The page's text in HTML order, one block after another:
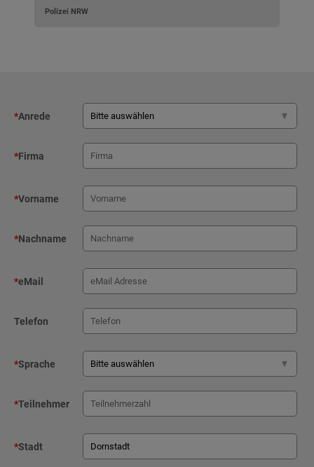
Polizei NRW
*Anrede
*Firma
*Vorname
*Nachname
*eMail
Telefon
*Sprache
*Teilnehmer
*Stadt